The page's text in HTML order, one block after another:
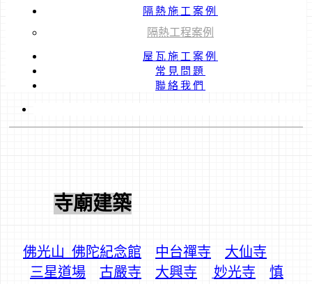
隔熱施工案例
隔熱工程案例
屋瓦施工案例
常見問題
聯絡我們
寺廟建築
佛光山_佛陀紀念館 中台禪寺
大仙寺
三星道場
古嚴寺 大興寺 妙光寺
慎